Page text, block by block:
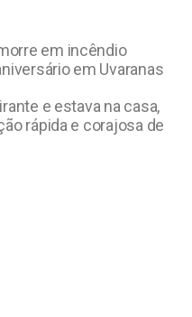
em incêndio
em Uvaranas
e estava na casa,
rápida e corajosa de